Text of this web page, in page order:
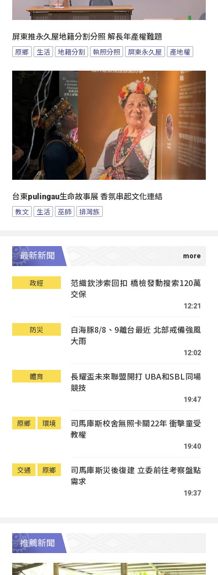
屏東推永久屋地籍分割分照 解長年產權難題
原鄉 生活 地籍分割 執照分照 屏東永久屋 產地權
台東pulingau生命故事展 香氛串起文化連結
教文 生活 巫師 排灣族
最新新聞
政經
范織欽涉索回扣 橋檢發動搜索120萬
交保
12:21
防災
白海豚8/8、9離台最近 北部戒備強風
大雨
12:02
體育
長耀盃未來聯盟開打 UBA和SBL同場
競技
19:47
原鄉 環境
司馬庫斯校舍無照卡關22年 衝擊童受
教權
19:40
交通 原鄉
司馬庫斯災後復建 立委前往考察盤點
需求
19:37
推薦新聞